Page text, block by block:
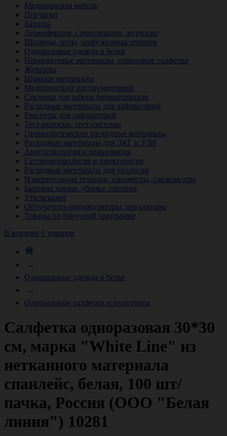
Медицинская мебель
Перчатки
Бахилы
Дезинфекция, стерилизация, журналы
Шприцы, иглы, инфузионная терапия
Одноразовые одежда и белье
Перевязочные материалы, спиртовые салфетки
Журналы
Шовные материалы
Медицинский инструментарий
Системы для забора биоматериалов
Расходные материалы для лабораторий
Реагенты для лабораторий
Тест-полоски, тест-системы
Гинекологические расходные материалы
Расходные материалы для ЭКГ и УЗИ
Анестезиология и реанимация
Гастроэнтерология и проктология
Расходные материалы для урологии
Измерительная техника, тонометры, глюкометры
Бытовая химия, уборка, гигиена
Утилизация
Облучатели-рециркуляторы, ингаляторы
Товары по бонусной программе
В корзине 0 товаров
→
Одноразовые одежда и белье
→
Одноразовые салфетки и полотенца
Салфетка одноразовая 30*30
см, марка "White Line" из
нетканного материала
спанлейс, белая, 100 шт/
пачка, Россия (ООО "Белая
линия") 10281